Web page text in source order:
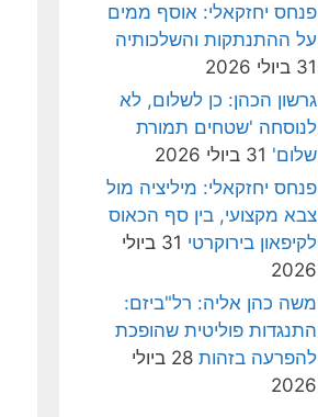
פנחס יחזקאלי: אוסף ממים
על ההתנתקות והשלכותיה
31 ביולי 2026
גרשון הכהן: כן לשלום, לא
לנוסחה 'שטחים תמורת
שלום' 31 ביולי 2026
פנחס יחזקאלי: מיליציה מול
צבא מקצועי, בין סף הכאוס
לקיפאון בירוקרטי
31 ביולי
2026
משה כהן אליה: רל"ביזם:
התנגדות פוליטית שהופכת
להפרעה בזהות
28 ביולי
2026